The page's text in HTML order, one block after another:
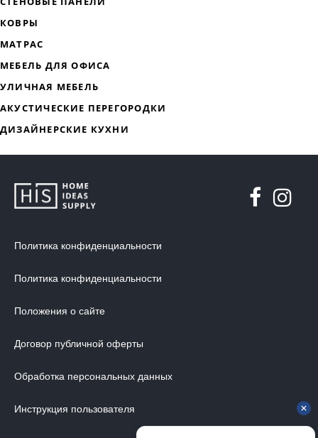
ДИЗАЙНЕРСКАЯ МЕБЕЛЬ
МЯГКАЯ МЕБЕЛЬ
ХРАНЕНИЕ
ДЕКОР ДЛЯ ДОМА
МЕБЕЛЬ В ДЕТСКУЮ
ОБОИ ДЛЯ СТЕН
СТЕНОВЫЕ ПАНЕЛИ
МЕБЕЛЬ ДЛЯ ОФИСА
Политика конфиденциальности
Политика конфиденциальности
Положения о сайте
Договор публичной оферты
Обработка персональных данных
Инструкция пользователя